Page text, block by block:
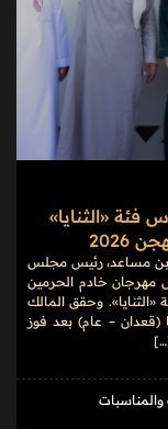
فئة «الثنايا»
بن مساعد، رئيس مجلس
مهرجان خادم الحرمين
فئة «الثنايا». وحقق المالك
– عام) بعد فوز
والمناسبات